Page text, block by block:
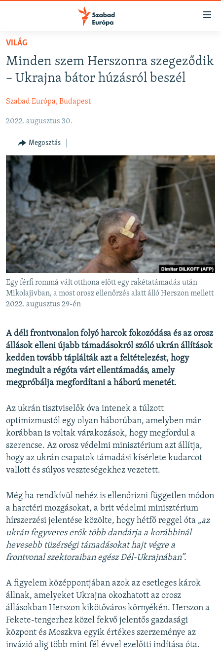
Akadálymentes
Ugrás
fő
oldalra
Ugrás
NAPIRENDEN
AKTUÁLIS
PODCASTOK
VIDEÓK
ELEMZŐ
NER15
SZABADON
TÁRSADALOM
DEMOKRÁCIA
A PÉNZ NYOMÁBAN
EURÓPAI UNIÓ
VILÁG
KLÍMAVÁLTOZÁS
A MÚLT TANULSÁGAI
KÖVESSEN MINKET!
Valamennyi RFE/RL weboldal
VILÁG
Minden szem Herszonra szegeződik
– Ukrajna bátor húzásról beszél
Szabad Európa, Budapest
2022. augusztus 30.
Megosztás
Egy férfi rommá vált otthona előtt egy rakétatámadás után
Mikolajivban, a most orosz ellenőrzés alatt álló Herszon mellett
2022. augusztus 29-én
A déli frontvonalon folyó harcok fokozódása és az orosz
állások elleni újabb támadásokról szóló ukrán állítások
kedden tovább táplálták azt a feltételezést, hogy
megindult a régóta várt ellentámadás, amely
megpróbálja megfordítani a háború menetét.
Az ukrán tisztviselők óva intenek a túlzott
optimizmustól egy olyan háborúban, amelyben már
korábban is voltak várakozások, hogy megfordul a
szerencse. Az orosz védelmi minisztérium azt állítja,
hogy az ukrán csapatok támadási kísérlete kudarcot
vallott és súlyos veszteségekhez vezetett.
Még ha rendkívül nehéz is ellenőrizni független módon
a harctéri mozgásokat, a brit védelmi minisztérium
hírszerzési jelentése közölte, hogy hétfő reggel óta „az
ukrán fegyveres erők több dandárja a korábbinál
hevesebb tüzérségi támadásokat hajt végre a
frontvonal szektoraiban egész Dél-Ukrajnában”.
A figyelem középpontjában azok az esetleges károk
állnak, amelyeket Ukrajna okozhatott az orosz
állásokban Herszon kikötőváros környékén. Herszon a
Fekete-tengerhez közel fekvő jelentős gazdasági
központ és Moszkva egyik értékes szerzeménye az
invázió alig több mint fél évvel ezelőtti indítása óta.